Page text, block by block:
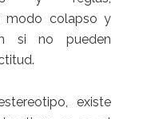
modo colapso y
si no pueden
existe